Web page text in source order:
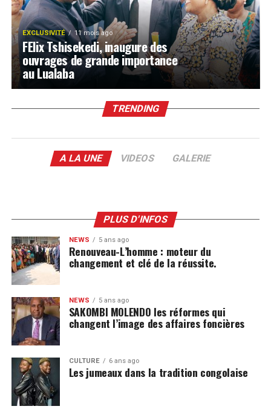
EXCLUSIVITÉ 11 mois ago
FElix Tshisekedi, inaugure des
ouvrages de grande importance
au Lualaba
TRENDING
A LA UNE VIDEOS GALERIE
PLUS D'INFOS
NEWS 5 ans ago
Renouveau-L’homme : moteur du
changement et clé de la réussite.
NEWS 5 ans ago
SAKOMBI MOLENDO les réformes qui
changent l’image des affaires foncières
CULTURE 6 ans ago
Les jumeaux dans la tradition congolaise